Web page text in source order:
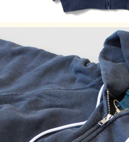
Assembled in Japan
サイズの目安
身幅(cm)
M
51.5
L
54.5
XL
73 59
素材材：100% Cotton / 9 oz French
染色技法：製品染め（反応染め）
※メタルグレー：先染め
※ご購入後はじめの数回は色落ち
でのお洗濯をおすすめ致します。